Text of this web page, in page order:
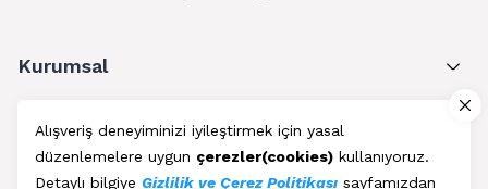
Alışveriş deneyiminizi iyileştirmek için yasal
düzenlemelere uygun çerezler(cookies) kullanıyoruz.
Detaylı bilgiye Gizlilik ve Çerez Politikası sayfamızdan
Kurumsal
Müşteri Hizmetleri
Üyelik